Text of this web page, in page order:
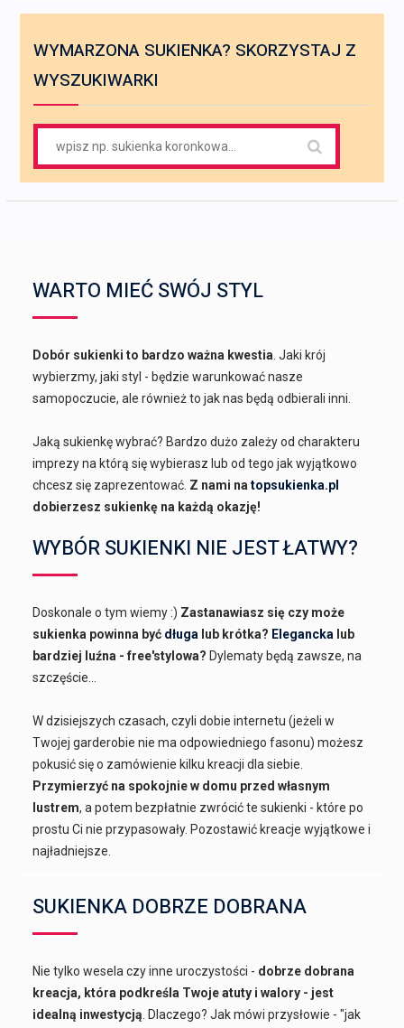
WYMARZONA SUKIENKA? SKORZYSTAJ Z
WYSZUKIWARKI
for:
WARTO MIEĆ SWÓJ STYL
Dobór sukienki to bardzo ważna kwestia . Jaki krój
wybierzmy, jaki styl - będzie warunkować nasze
samopoczucie, ale również to jak nas będą odbierali inni.
Jaką sukienkę wybrać? Bardzo dużo zależy od charakteru
imprezy na którą się wybierasz lub od tego jak wyjątkowo
chcesz się zaprezentować. Z nami natopsukienka.pl
dobierzesz sukienkę na każdą okazję!
WYBÓR SUKIENKI NIE JEST ŁATWY?
Doskonale o tym wiemy :) Zastanawiasz się czy może
sukienka powinna być długa lub krótka? Elegancka lub
bardziej luźna - free'stylowa? Dylematy będą zawsze, na
szczęście...
W dzisiejszych czasach, czyli dobie internetu (jeżeli w
Twojej garderobie nie ma odpowiedniego fasonu) możesz
pokusić się o zamówienie kilku kreacji dla siebie.
Przymierzyć na spokojnie w domu przed własnym
lustrem, a potem bezpłatnie zwrócić te sukienki - które po
prostu Ci nie przypasowały. Pozostawić kreacje wyjątkowe i
najładniejsze.
SUKIENKA DOBRZE DOBRANA
Nie tylko wesela czy inne uroczystości - dobrze dobrana
kreacja, która podkreśla Twoje atuty i walory - jest
idealną inwestycją . Dlaczego? Jak mówi przysłowie - "jak